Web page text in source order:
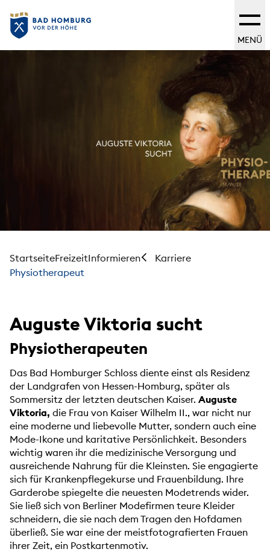
MENÜ
StartseiteFreizeitInformieren
Karriere
Physiotherapeut
Auguste Viktoria sucht
Physiotherapeuten
Das Bad Homburger Schloss diente einst als Residenz
der Landgrafen von Hessen-Homburg, später als
Sommersitz der letzten deutschen Kaiser. Auguste
Viktoria, die Frau von Kaiser Wilhelm II., war nicht nur
eine moderne und liebevolle Mutter, sondern auch eine
Mode-Ikone und karitative Persönlichkeit. Besonders
wichtig waren ihr die medizinische Versorgung und
ausreichende Nahrung für die Kleinsten. Sie engagierte
sich für Krankenpflegekurse und Frauenbildung. Ihre
Garderobe spiegelte die neuesten Modetrends wider.
Sie ließ sich von Berliner Modefirmen teure Kleider
schneidern, die sie nach dem Tragen den Hofdamen
überließ. Sie war eine der meistfotografierten Frauen
ihrer Zeit, ein Postkartenmotiv.